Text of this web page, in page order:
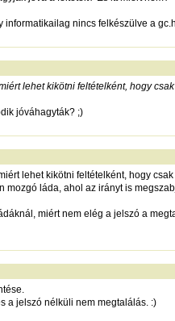
informatikailag nincs felkészülve a
lehet kikötni feltételként, hogy
jóváhagyták? ;)
lehet kikötni feltételként, hogy
mozgó láda, ahol az irányt is
miért nem elég a jelszó a
a jelszó nélküli nem megtalálás. :)